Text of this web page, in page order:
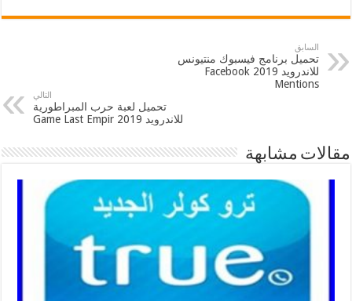
السابق
تحميل برنامج فيسبوك منتيونس
للاندرويد 2019 Facebook
Mentions
التالي
تحميل لعبة حرب المبراطورية
للاندرويد 2019 Game Last Empir
مقالات مشابهة